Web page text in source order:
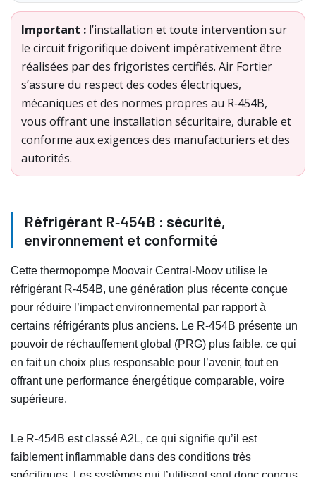
Important : l’installation et toute intervention sur
le circuit frigorifique doivent impérativement être
réalisées par des frigoristes certifiés. Air Fortier
s’assure du respect des codes électriques,
mécaniques et des normes propres au R‑454B,
vous offrant une installation sécuritaire, durable et
conforme aux exigences des manufacturiers et des
autorités.
Réfrigérant R‑454B : sécurité,
environnement et conformité
Cette thermopompe Moovair Central-Moov utilise le
réfrigérant R‑454B, une génération plus récente conçue
pour réduire l’impact environnemental par rapport à
certains réfrigérants plus anciens. Le R‑454B présente un
pouvoir de réchauffement global (PRG) plus faible, ce qui
en fait un choix plus responsable pour l’avenir, tout en
offrant une performance énergétique comparable, voire
supérieure.
Le R‑454B est classé A2L, ce qui signifie qu’il est
faiblement inflammable dans des conditions très